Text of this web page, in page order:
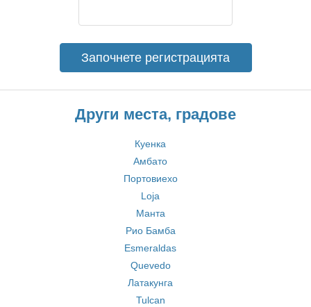
Започнете регистрацията
Други места, градове
Куенка
Амбато
Портовиехо
Loja
Mанта
Рио Бамба
Esmeraldas
Quevedo
Латакунга
Tulcan